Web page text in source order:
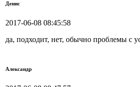
Денис
2017-06-08 08:45:58
да, подходит, нет, обычно проблемы с
Александр